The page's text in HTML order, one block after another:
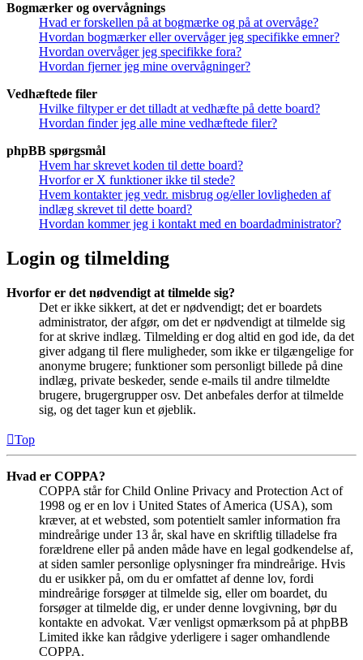
Bogmærker og overvågnings
Hvad er forskellen på at bogmærke og på at overvåge?
Hvordan bogmærker eller overvåger jeg specifikke emner?
Hvordan overvåger jeg specifikke fora?
Hvordan fjerner jeg mine overvågninger?
Vedhæftede filer
Hvilke filtyper er det tilladt at vedhæfte på dette board?
Hvordan finder jeg alle mine vedhæftede filer?
phpBB spørgsmål
Hvem har skrevet koden til dette board?
Hvorfor er X funktioner ikke til stede?
Hvem kontakter jeg vedr. misbrug og/eller lovligheden af
indlæg skrevet til dette board?
Hvordan kommer jeg i kontakt med en boardadministrator?
Login og tilmelding
Hvorfor er det nødvendigt at tilmelde sig?
Det er ikke sikkert, at det er nødvendigt; det er boardets
administrator, der afgør, om det er nødvendigt at tilmelde sig
for at skrive indlæg. Tilmelding er dog altid en god ide, da det
giver adgang til flere muligheder, som ikke er tilgængelige for
anonyme brugere; funktioner som personligt billede på dine
indlæg, private beskeder, sende e-mails til andre tilmeldte
brugere, brugergrupper osv. Det anbefales derfor at tilmelde
sig, og det tager kun et øjeblik.
Top
Hvad er COPPA?
COPPA står for Child Online Privacy and Protection Act of
1998 og er en lov i United States of America (USA), som
kræver, at et websted, som potentielt samler information fra
mindreårige under 13 år, skal have en skriftlig tilladelse fra
forældrene eller på anden måde have en legal godkendelse af,
at siden samler personlige oplysninger fra mindreårige. Hvis
du er usikker på, om du er omfattet af denne lov, fordi
mindreårige forsøger at tilmelde sig, eller om boardet, du
forsøger at tilmelde dig, er under denne lovgivning, bør du
kontakte en advokat. Vær venligst opmærksom på at phpBB
Limited ikke kan rådgive yderligere i sager omhandlende
COPPA.